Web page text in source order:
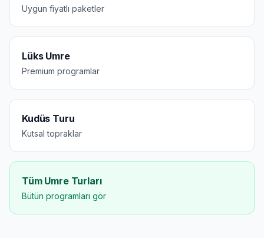
Uygun fiyatlı paketler
Lüks Umre
Premium programlar
Kudüs Turu
Kutsal topraklar
Tüm Umre Turları
Bütün programları gör